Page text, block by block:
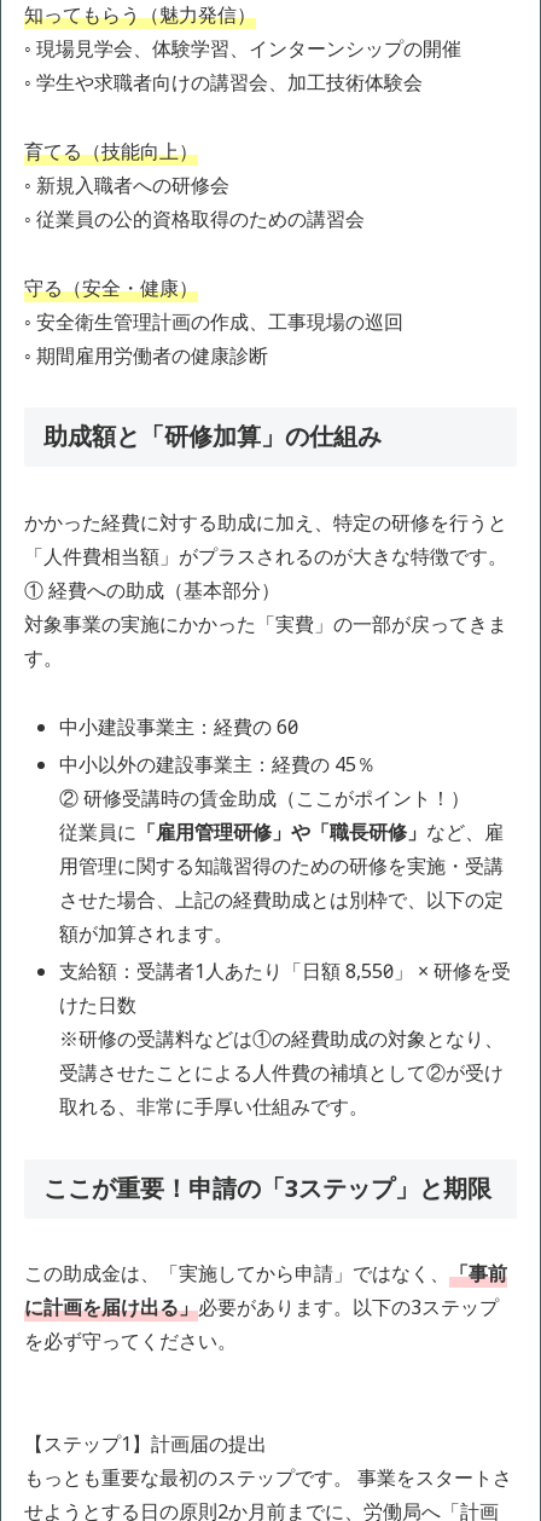
知ってもらう（魅力発信）
◦ 現場見学会、体験学習、インターンシップの開催
◦ 学生や求職者向けの講習会、加工技術体験会
育てる（技能向上）
◦ 新規入職者への研修会
◦ 従業員の公的資格取得のための講習会
守る（安全・健康）
◦ 安全衛生管理計画の作成、工事現場の巡回
◦ 期間雇用労働者の健康診断
助成額と「研修加算」の仕組み
かかった経費に対する助成に加え、特定の研修を行うと
「人件費相当額」がプラスされるのが大きな特徴です。
① 経費への助成（基本部分）
対象事業の実施にかかった「実費」の一部が戻ってきま
す。
中小建設事業主：経費の 60％
中小以外の建設事業主：経費の 45％
② 研修受講時の賃金助成（ここがポイント！）
従業員に 「雇用管理研修」や「職長研修」 など、雇
用管理に関する知識習得のための研修を実施・受講
させた場合、上記の経費助成とは別枠で、以下の定
額が加算されます。
支給額：受講者1人あたり「日額 8,550円」 × 研修を受
けた日数
※研修の受講料などは①の経費助成の対象となり、
受講させたことによる人件費の補填として②が受け
取れる、非常に手厚い仕組みです。
ここが重要！申請の「3ステップ」と期限
この助成金は、「実施してから申請」ではなく、 「事前
に計画を届け出る」必要があります。以下の3ステップ
を必ず守ってください。
【ステップ1】計画届の提出
もっとも重要な最初のステップです。 事業をスタートさ
せようとする日の原則2か月前までに、労働局へ「計画